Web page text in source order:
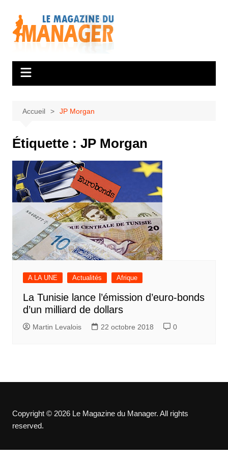
contenu
Accueil JP Morgan
Étiquette : JP Morgan
A LA UNE Actualités Afrique
La Tunisie lance l’émission d’euro-bonds
d’un milliard de dollars
Martin Levalois 22 octobre 2018 0
Copyright © 2026 Le Magazine du Manager. All rights
reserved.